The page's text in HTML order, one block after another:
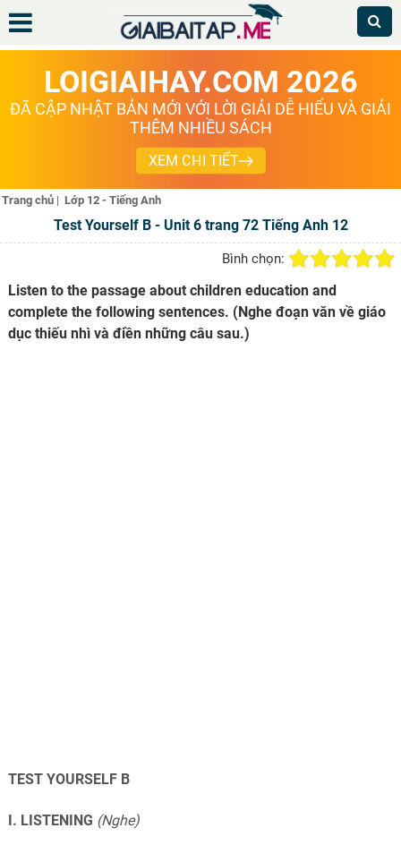
LOIGIAIHAY.COM 2026
ĐÃ CẬP NHẬT BẢN MỚI VỚI LỜI GIẢI DỄ HIỂU VÀ GIẢI
THÊM NHIỀU SÁCH
XEM CHI TIẾT
Trang chủ | Lớp 12 - Tiếng Anh
Test Yourself B - Unit 6 trang 72 Tiếng Anh 12
Bình chọn:
Listen to the passage about children education and
complete the following sentences. (Nghe đoạn văn về giáo
dục thiếu nhì và điền những câu sau.)
TEST YOURSELF B
I. LISTENING (Nghe)